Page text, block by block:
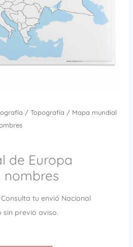
/ Topografía / Mapa mundial
de Europa
nombres
tu envió Nacional
sin previo aviso.